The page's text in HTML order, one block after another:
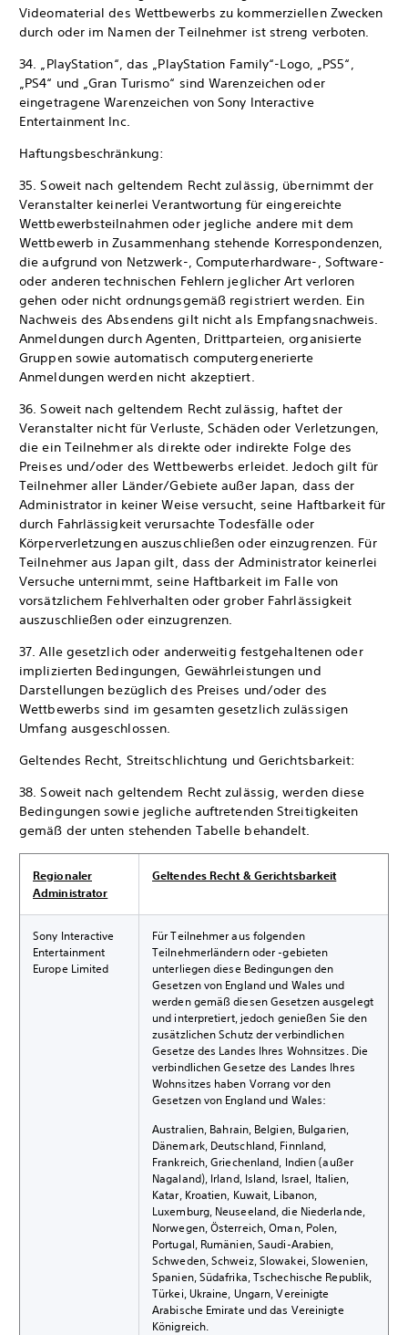
Videomaterial des Wettbewerbs zu kommerziellen Zwecken
durch oder im Namen der Teilnehmer ist streng verboten.
34. „PlayStation“, das „PlayStation Family“-Logo, „PS5“,
„PS4“ und „Gran Turismo“ sind Warenzeichen oder
eingetragene Warenzeichen von Sony Interactive
Entertainment Inc.
Haftungsbeschränkung:
35. Soweit nach geltendem Recht zulässig, übernimmt der
Veranstalter keinerlei Verantwortung für eingereichte
Wettbewerbsteilnahmen oder jegliche andere mit dem
Wettbewerb in Zusammenhang stehende Korrespondenzen,
die aufgrund von Netzwerk-, Computerhardware-, Software-
oder anderen technischen Fehlern jeglicher Art verloren
gehen oder nicht ordnungsgemäß registriert werden. Ein
Nachweis des Absendens gilt nicht als Empfangsnachweis.
Anmeldungen durch Agenten, Drittparteien, organisierte
Gruppen sowie automatisch computergenerierte
Anmeldungen werden nicht akzeptiert.
36. Soweit nach geltendem Recht zulässig, haftet der
Veranstalter nicht für Verluste, Schäden oder Verletzungen,
die ein Teilnehmer als direkte oder indirekte Folge des
Preises und/oder des Wettbewerbs erleidet. Jedoch gilt für
Teilnehmer aller Länder/Gebiete außer Japan, dass der
Administrator in keiner Weise versucht, seine Haftbarkeit für
durch Fahrlässigkeit verursachte Todesfälle oder
Körperverletzungen auszuschließen oder einzugrenzen. Für
Teilnehmer aus Japan gilt, dass der Administrator keinerlei
Versuche unternimmt, seine Haftbarkeit im Falle von
vorsätzlichem Fehlverhalten oder grober Fahrlässigkeit
auszuschließen oder einzugrenzen.
37. Alle gesetzlich oder anderweitig festgehaltenen oder
implizierten Bedingungen, Gewährleistungen und
Darstellungen bezüglich des Preises und/oder des
Wettbewerbs sind im gesamten gesetzlich zulässigen
Umfang ausgeschlossen.
Geltendes Recht, Streitschlichtung und Gerichtsbarkeit:
38. Soweit nach geltendem Recht zulässig, werden diese
Bedingungen sowie jegliche auftretenden Streitigkeiten
gemäß der unten stehenden Tabelle behandelt.
Regionaler
Administrator
Geltendes Recht & Gerichtsbarkeit
Sony Interactive
Entertainment
Europe Limited
Für Teilnehmer aus folgenden
Teilnehmerländern oder -gebieten
unterliegen diese Bedingungen den
Gesetzen von England und Wales und
werden gemäß diesen Gesetzen ausgelegt
und interpretiert, jedoch genießen Sie den
zusätzlichen Schutz der verbindlichen
Gesetze des Landes Ihres Wohnsitzes. Die
verbindlichen Gesetze des Landes Ihres
Wohnsitzes haben Vorrang vor den
Gesetzen von England und Wales:
Australien, Bahrain, Belgien, Bulgarien,
Dänemark, Deutschland, Finnland,
Frankreich, Griechenland, Indien (außer
Nagaland), Irland, Island, Israel, Italien,
Katar, Kroatien, Kuwait, Libanon,
Luxemburg, Neuseeland, die Niederlande,
Norwegen, Österreich, Oman, Polen,
Portugal, Rumänien, Saudi-Arabien,
Schweden, Schweiz, Slowakei, Slowenien,
Spanien, Südafrika, Tschechische Republik,
Türkei, Ukraine, Ungarn, Vereinigte
Arabische Emirate und das Vereinigte
Königreich.